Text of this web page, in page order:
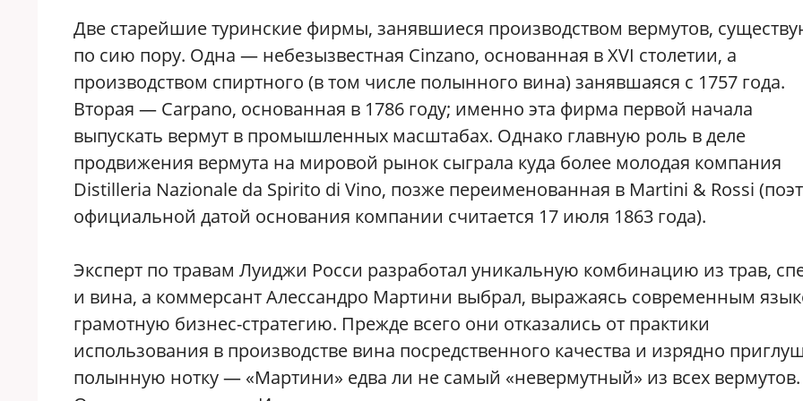
Две старейшие туринские фирмы, занявшиеся производством вермутов,
по сию пору. Одна — небезызвестная Cinzano, основанная в XVI столетии, а
производством спиртного (в том числе полынного вина) занявшаяся с 1757 года.
Вторая — Carpano, основанная в 1786 году; именно эта фирма первой начала
выпускать вермут в промышленных масштабах. Однако главную роль в деле
продвижения вермута на мировой рынок сыграла куда более молодая компания
Distilleria Nazionale da Spirito di Vino, позже переименованная в Martini & Rossi
официальной датой основания компании считается 17 июля 1863 года).
Эксперт по травам Луиджи Росси разработал уникальную комбинацию из трав,
и вина, а коммерсант Алессандро Мартини выбрал, выражаясь современным
грамотную бизнес-стратегию. Прежде всего они отказались от практики
использования в производстве вина посредственного качества и изрядно
полынную нотку — «Мартини» едва ли не самый «невермутный» из всех вермутов.